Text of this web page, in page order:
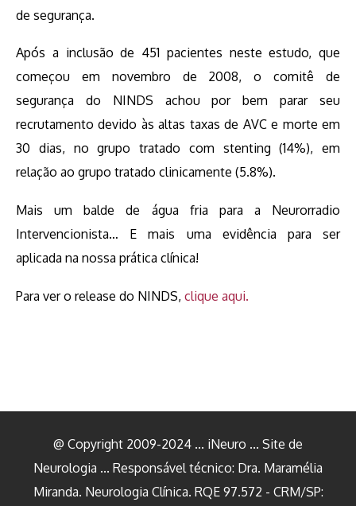
de segurança.
Após a inclusão de 451 pacientes neste estudo, que
começou em novembro de 2008, o comitê de
segurança do NINDS achou por bem parar seu
recrutamento devido às altas taxas de AVC e morte em
30 dias, no grupo tratado com stenting (14%), em
relação ao grupo tratado clinicamente (5.8%).
Mais um balde de água fria para a Neurorradio
Intervencionista… E mais uma evidência para ser
aplicada na nossa prática clínica!
Para ver o release do NINDS, clique aqui.
@ Copyright 2009-2024 ... iNeuro ... Site de
Neurologia ... Responsável técnico: Dra. Maramélia
Miranda. Neurologia Clínica. RQE 97.572 - CRM/SP: